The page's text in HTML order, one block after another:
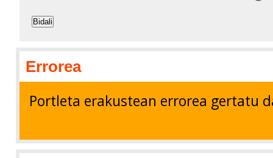
Bidali
Errorea
Portleta erakustean errorea gertatu